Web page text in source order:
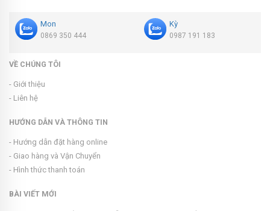
Mon
0869 350 444
Kỳ
0987 191 183
VỀ CHÚNG TÔI
- Giới thiệu
- Liên hệ
HƯỚNG DẪN VÀ THÔNG TIN
- Hướng dẫn đặt hàng online
- Giao hàng và Vận Chuyển
- Hình thức thanh toán
BÀI VIẾT MỚI